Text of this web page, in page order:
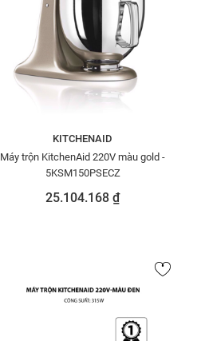
KITCHENAID
Máy trộn KitchenAid 220V màu gold -
5KSM150PSECZ
25.104.168 ₫